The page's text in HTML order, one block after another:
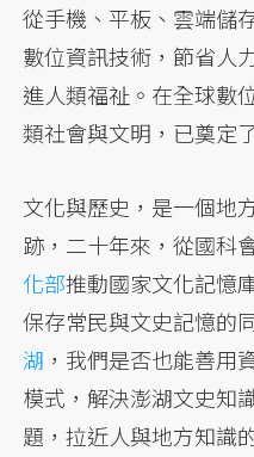
從手機、平板、雲端儲
數位資訊技術，節省人
進人類福祉。在全球數
類社會與文明，已奠定
文化與歷史，是一個地
跡，二十年來，從國科
化部推動國家文化記憶
保存常民與文史記憶的
湖 ，我們是否也能善用
模式，解決澎湖文史知
題，拉近人與地方知識